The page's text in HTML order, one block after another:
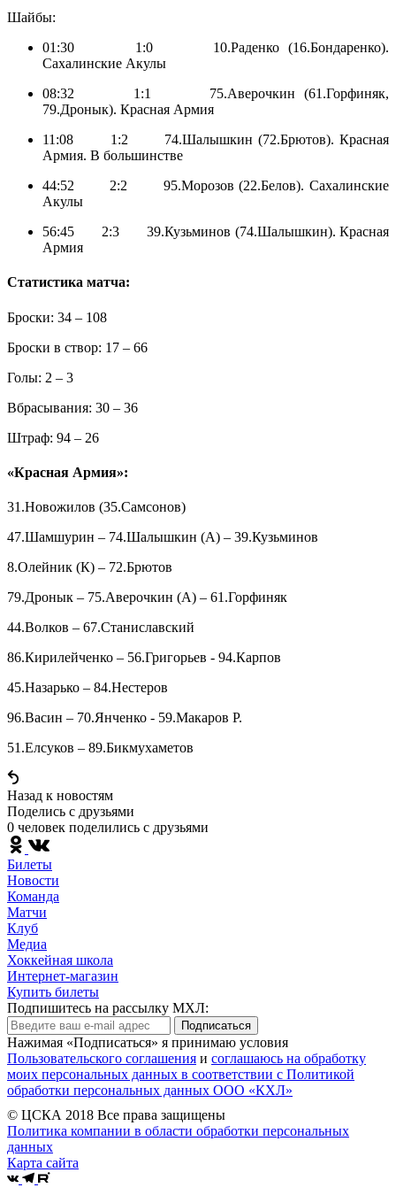
Шайбы:
01:30 1:0 10.Раденко (16.Бондаренко).
Сахалинские Акулы
08:32 1:1 75.Аверочкин (61.Горфиняк,
79.Дронык). Красная Армия
11:08 1:2 74.Шалышкин (72.Брютов). Красная
Армия. В большинстве
44:52 2:2 95.Морозов (22.Белов). Сахалинские
Акулы
56:45 2:3 39.Кузьминов (74.Шалышкин). Красная
Армия
Статистика матча:
Броски: 34 – 108
Броски в створ: 17 – 66
Голы: 2 – 3
Вбрасывания: 30 – 36
Штраф: 94 – 26
«Красная Армия»:
31.Новожилов (35.Самсонов)
47.Шамшурин – 74.Шалышкин (А) – 39.Кузьминов
8.Олейник (К) – 72.Брютов
79.Дронык – 75.Аверочкин (А) – 61.Горфиняк
44.Волков – 67.Станиславский
86.Кирилейченко – 56.Григорьев - 94.Карпов
45.Назарько – 84.Нестеров
96.Васин – 70.Янченко - 59.Макаров Р.
51.Елсуков – 89.Бикмухаметов
Назад к новостям
Поделись c друзьями
0 человек поделились c друзьями
Билеты
Новости
Команда
Матчи
Клуб
Медиа
Хоккейная школа
Интернет-магазин
Купить билеты
Подпишитесь на рассылку МХЛ:
Подписаться
Нажимая «Подписаться» я принимаю условия
Пользовательского соглашения и соглашаюсь на обработку
моих персональных данных в соответствии с Политикой
обработки персональных данных ООО «КХЛ»
© ЦСКА 2018 Все права защищены
Политика компании в области обработки персональных
данных
Карта сайта